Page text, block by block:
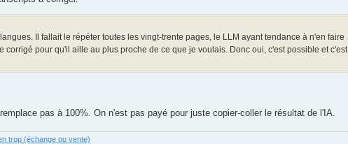
Il fallait le répéter toutes les vingt-trente pages, le LLM ayant tendance à n'en faire
pour qu'il aille au plus proche de ce que je voulais. Donc oui, c'est possible et c'est
pas à 100%. On n'est pas payé pour juste copier-coller le résultat de l'IA.
trop (échange ou vente)